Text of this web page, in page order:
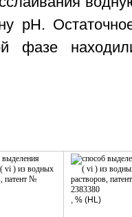
pH.
фазе
, % (HL)